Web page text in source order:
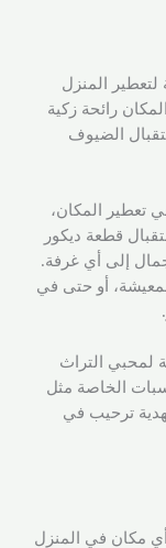
لتعطير المنزل
رائحة زكية
الضيوف
تعطير المكان،
قطعة ديكور
إلى أي غرفة.
أو حتى في
لمحبي التراث
الخاصة مثل
ترحيب في
مكان في المنزل